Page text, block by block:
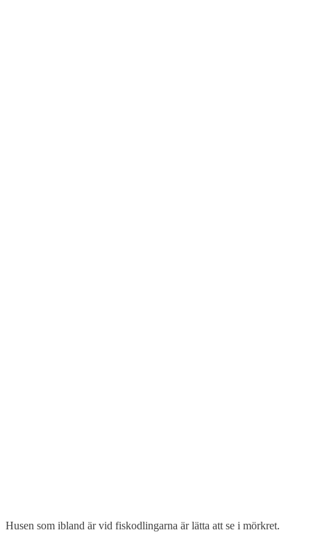
Husen som ibland är vid fiskodlingarna är lätta att se i mörkret.